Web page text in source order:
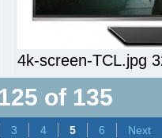
4k-screen-TCL.jpg
of 135
3 4 5 6 Next